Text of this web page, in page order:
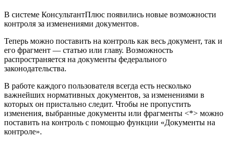
В системе КонсультантПлюс появились новые возможности
контроля за изменениями документов.
Теперь можно поставить на контроль как весь документ, так и
его фрагмент — статью или главу. Возможность
распространяется на документы федерального
законодательства.
В работе каждого пользователя всегда есть несколько
важнейших нормативных документов, за изменениями в
которых он пристально следит. Чтобы не пропустить
изменения, выбранные документы или фрагменты <*> можно
поставить на контроль с помощью функции «Документы на
контроле».